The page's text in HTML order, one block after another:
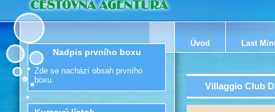
Úvod Last
Villaggio Club
Nadpis prvního boxu
Zde se nachází obsah prvního
boxu.